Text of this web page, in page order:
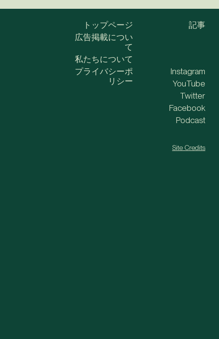
トップページ
広告掲載につい
て
私たちについて
記事
プライバシーポ
リシー
Instagram
YouTube
Twitter
Facebook
Podcast
Site Credits